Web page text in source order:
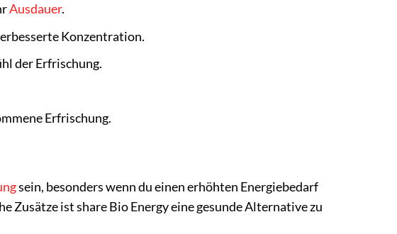
Ausdauer.
Konzentration.
der Erfrischung.
Erfrischung.
sein, besonders wenn du einen erhöhten Energiebedarf
Zusätze ist share Bio Energy eine gesunde Alternative zu